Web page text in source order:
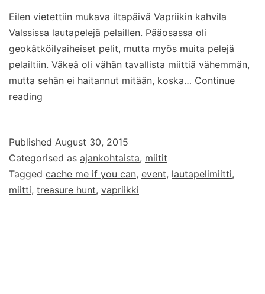
Eilen vietettiin mukava iltapäivä Vapriikin kahvila
Valssissa lautapelejä pelaillen. Pääosassa oli
geokätköilyaiheiset pelit, mutta myös muita pelejä
pelailtiin. Väkeä oli vähän tavallista miittiä vähemmän,
mutta sehän ei haitannut mitään, koska… Continue
reading
Published August 30, 2015
Categorised as ajankohtaista, miitit
Tagged cache me if you can, event, lautapelimiitti,
miitti, treasure hunt, vapriikki